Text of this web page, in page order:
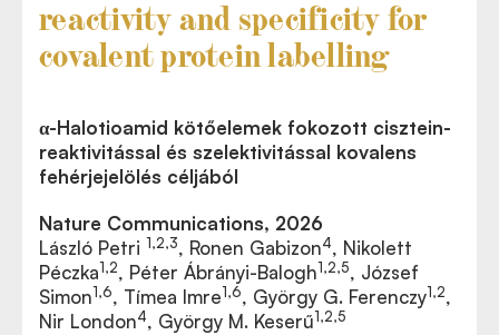
reactivity and specificity for
covalent protein labelling
α-Halotioamid kötőelemek fokozott cisztein-
reaktivitással és szelektivitással kovalens
fehérjejelölés céljából
Nature Communications, 2026
László Petri 1,2,3, Ronen Gabizon4, Nikolett
Péczka1,2, Péter Ábrányi-Balogh1,2,5, József
Simon1,6, Tímea Imre1,6, György G. Ferenczy1,2,
Nir London4, György M. Keserű1,2,5